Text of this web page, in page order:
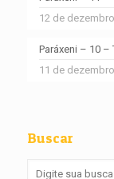
12 de
Paráxeni – 10 –
11 de
Buscar